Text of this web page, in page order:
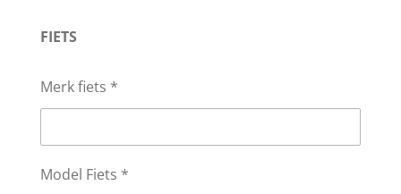
FIETS
Merk fiets *
Model Fiets *